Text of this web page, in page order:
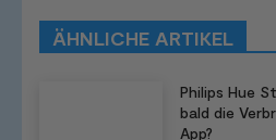
ÄHNLICHE ARTIKEL
Philips Hue
bald die
App?